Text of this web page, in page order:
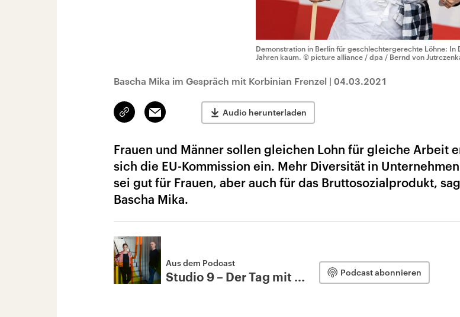
Demonstration in Berlin für geschlechtergerechte Löhne:
Jahren kaum. © picture alliance / dpa / Bernd von
Bascha Mika im Gespräch mit Korbinian Frenzel | 04.03.2021
Link
kopieren/teilen
Email Audio herunterladen
Frauen und Männer sollen gleichen Lohn für gleiche Arbeit
sich die EU-Kommission ein. Mehr Diversität in
sei gut für Frauen, aber auch für das Bruttosozialprodukt,
Bascha Mika.
Aus dem Podcast
Studio 9 – Der Tag mit ... Podcast abonnieren